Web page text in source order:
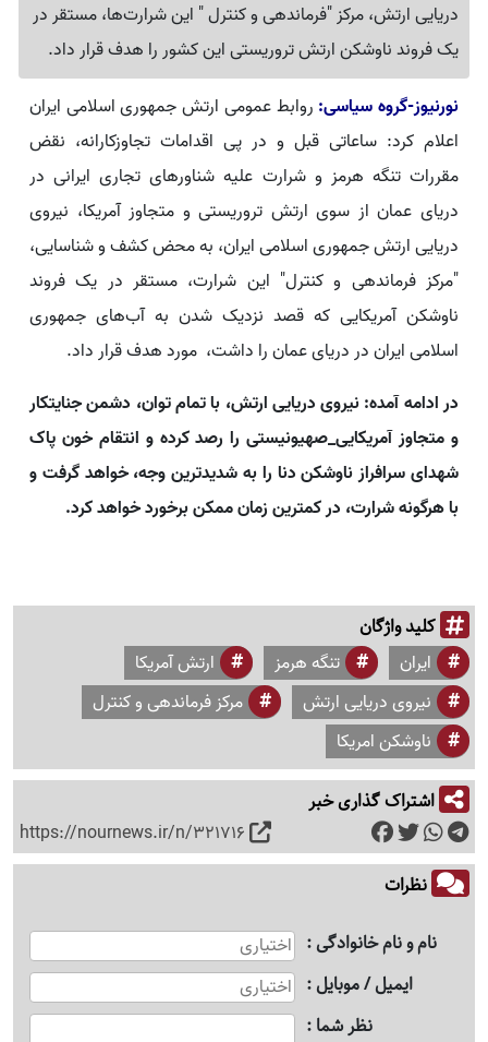
دریایی ارتش، مرکز "فرماندهی و کنترل " این شرارت‌ها، مستقر در
یک فروند ناوشکن ارتش تروریستی این کشور را هدف قرار داد.
نورنیوز-گروه سیاسی: روابط عمومی ارتش جمهوری اسلامی ایران
اعلام کرد: ساعاتی قبل و در پی اقدامات تجاوزکارانه، نقض
مقررات تنگه هرمز و شرارت علیه شناورهای تجاری ایرانی در
دریای عمان از سوی ارتش تروریستی و متجاوز آمریکا، نیروی
دریایی ارتش جمهوری اسلامی ایران، به محض کشف و شناسایی،
"مرکز فرماندهی و کنترل" این شرارت، مستقر در یک فروند
ناوشکن آمریکایی که قصد نزدیک شدن به آب‌های جمهوری
اسلامی ایران در دریای عمان را داشت، مورد هدف قرار داد.
در ادامه آمده: نیروی دریایی ارتش، با تمام توان، دشمن جنایتکار
و متجاوز آمریکایی_صهیونیستی را رصد کرده و انتقام خون پاک
شهدای سرافراز ناوشکن دنا را به شدیدترین وجه، خواهد گرفت و
با هرگونه شرارت، در کمترین زمان ممکن برخورد خواهد کرد.
کلید واژگان
ایران تنگه هرمز
ارتش آمریکا
نیروی دریایی ارتش
مرکز فرماندهی و کنترل
ناوشکن امریکا
اشتراک گذاری خبر
https://nournews.ir/n/321716
نظرات
نام و نام خانوادگی
ایمیل / موبایل
نظر شما